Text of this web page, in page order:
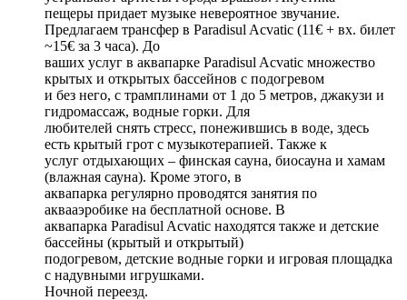
пещеры придает музыке невероятное звучание.
Предлагаем трансфер в Paradisul Acvatic (11€ + вх. билет
~15€ за 3 часа). До
ваших услуг в аквапарке Paradisul Acvatic множество
крытых и открытых бассейнов с подогревом
и без него, с трамплинами от 1 до 5 метров, джакузи и
гидромассаж, водные горки. Для
любителей снять стресс, понежившись в воде, здесь
есть крытый грот с музыкотерапией. Также к
услуг отдыхающих – финская сауна, биосауна и хамам
(влажная сауна). Кроме этого, в
аквапарка регулярно проводятся занятия по
аквааэробике на бесплатной основе. В
аквапарка Paradisul Acvatic находятся также и детские
бассейны (крытый и открытый)
подогревом, детские водные горки и игровая площадка
с надувными игрушками.
Ночной переезд.